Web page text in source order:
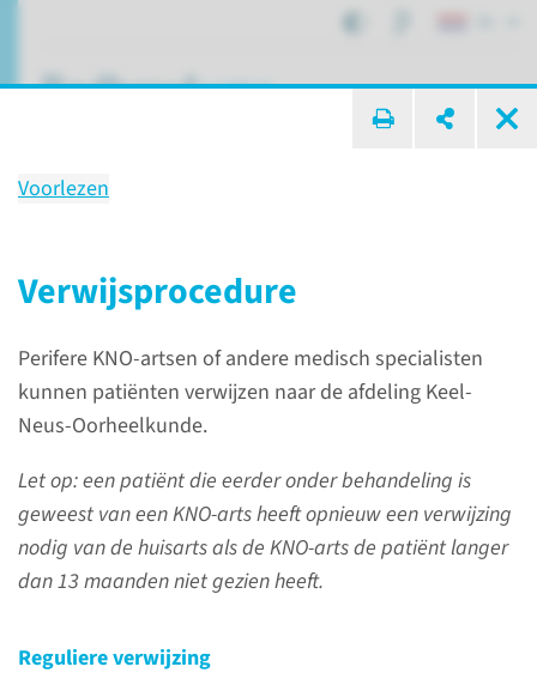
Voorlezen
Verwijsprocedure
Perifere KNO-artsen of andere medisch specialisten
kunnen patiënten verwijzen naar de afdeling Keel-
Neus-Oorheelkunde.
Let op: een patiënt die eerder onder behandeling is
geweest van een KNO-arts heeft opnieuw een verwijzing
nodig van de huisarts als de KNO-arts de patiënt langer
dan 13 maanden niet gezien heeft.
Reguliere verwijzing
Verwijzers
Verwijzersinformatie
Keel-Neus-Oorheelkunde
Verwijsprocedure
Perifere KNO-artsen of andere
medisch specialisten kunnen
afdeling Keel-Neus-